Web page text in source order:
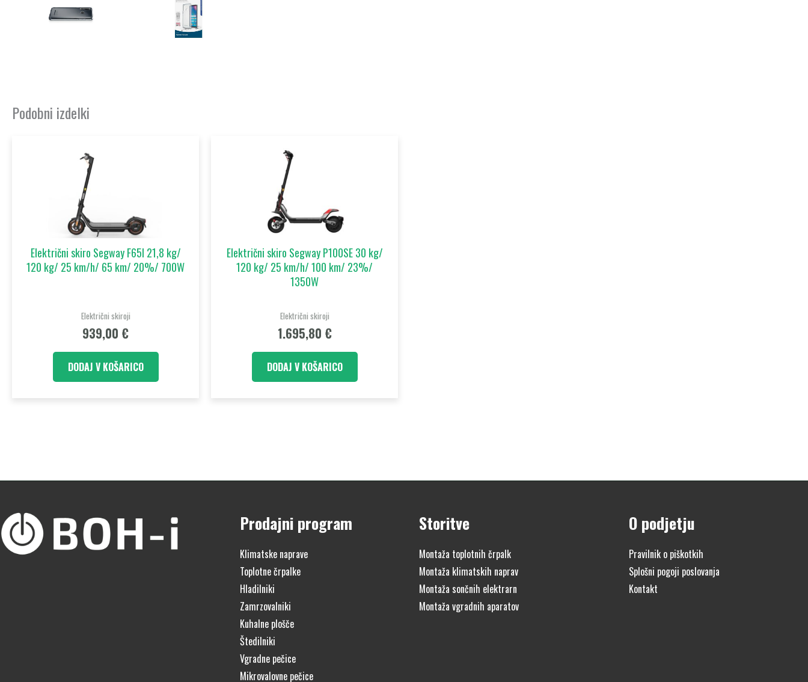
Podobni izdelki
Električni skiro Segway F65I 21,8 kg/
120 kg/ 25 km/h/ 65 km/ 20%/ 700W
Električni skiroji
939,00 €
DODAJ V KOŠARICO
Električni skiro Segway P100SE 30 kg/
120 kg/ 25 km/h/ 100 km/ 23%/
1350W
Električni skiroji
1.695,80 €
DODAJ V KOŠARICO
Prodajni program
Klimatske naprave
Toplotne črpalke
Hladilniki
Zamrzovalniki
Kuhalne plošče
Štedilniki
Vgradne pečice
Mikrovalovne pečice
Storitve
Montaža toplotnih črpalk
Montaža klimatskih naprav
Montaža sončnih elektrarn
Montaža vgradnih aparatov
O podjetju
Pravilnik o piškotkih
Splošni pogoji poslovanja
Kontakt